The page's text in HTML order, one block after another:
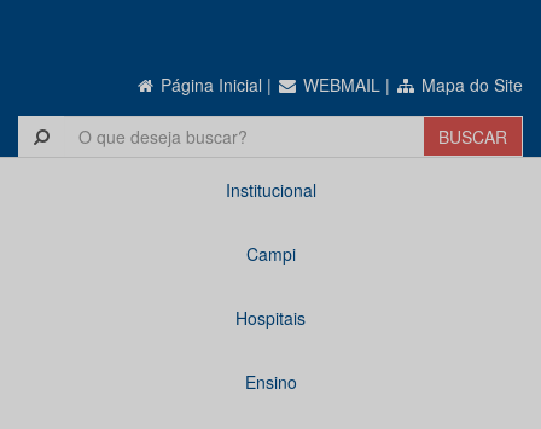
Página Inicial | WEBMAIL | Mapa do Site
Institucional
Campi
Hospitais
Ensino